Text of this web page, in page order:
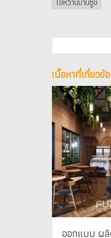
เนื้อหาที่เกี่ยวข้
ออกแบบ ผ